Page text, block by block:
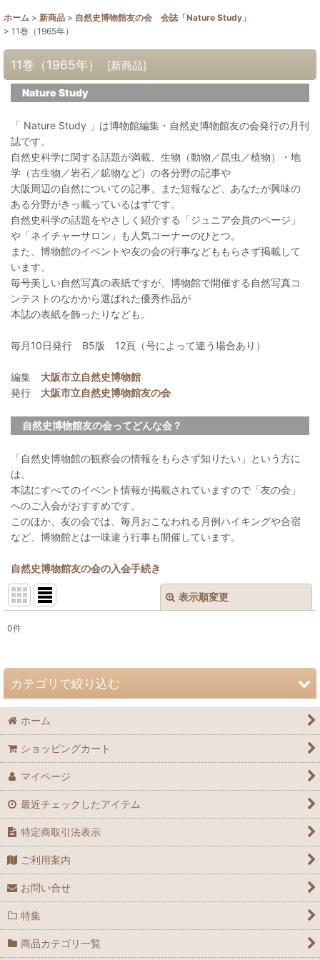
ホーム > 新商品 > 自然史博物館友の会 会誌「Nature Study」
> 11巻（1965年）
11巻（1965年） [新商品]
Nature Study
「 Nature Study 」は博物館編集・自然史博物館友の会発行の月刊
誌です。
自然史科学に関する話題が満載、生物（動物／昆虫／植物）・地
学（古生物／岩石／鉱物など）の各分野の記事や
大阪周辺の自然についての記事、また短報など、あなたが興味の
ある分野がきっ載っているはずです。
自然史科学の話題をやさしく紹介する「ジュニア会員のページ」
や「ネイチャーサロン」も人気コーナーのひとつ。
また、博物館のイベントや友の会の行事などももらさず掲載して
います。
毎号美しい自然写真の表紙ですが、博物館で開催する自然写真コ
ンテストのなかから選ばれた優秀作品が
本誌の表紙を飾ったりなども。
毎月10日発行 B5版 12頁（号によって違う場合あり）
編集 大阪市立自然史博物館
発行 大阪市立自然史博物館友の会
自然史博物館友の会ってどんな会？
「自然史博物館の観察会の情報をもらさず知りたい」という方に
は、
本誌にすべてのイベント情報が掲載されていますので「友の会」
へのご入会がおすすめです。
このほか、友の会では、毎月おこなわれる月例ハイキングや合宿
など、博物館とは一味違う行事も開催しています。
自然史博物館友の会の入会手続き
表示順変更
並び順 :
0件
カテゴリで絞り込む
自然史博物館友の会 会誌「Nature Study」 (全商品)
72巻（2026年）
71巻（2025年）
69巻（2023年）
68巻（2022年）
66巻（2020年）
ホーム
ショッピングカート
マイページ
最近チェックしたアイテム
特定商取引法表示
ご利用案内
お問い合せ
特集
商品カテゴリ一覧